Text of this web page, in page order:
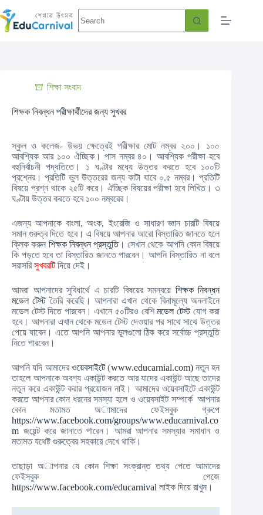
শিক্ষা সংবাদ
শিক্ষক নিবন্ধন পরীক্ষার্থীদের জন্য সুখবর
স্কুল ও কলেজ- উভয় ক্ষেত্রেই পরীক্ষার মোট নম্বর ২০০। ১০০
আবশ্যিক আর ১০০ ঐচ্ছিক। পাস নম্বর ৪০। আবশ্যিক পরীক্ষা হবে
বহুনির্বাচনী পদ্ধতিতে। ১ ঘণ্টার মধ্যে উত্তর করতে হবে ১০০টি
প্রশ্নের। প্রতিটি ভুল উত্তরের জন্য কাটা যাবে ০.৫ নম্বর। প্রতিটি
বিষয়ে প্রশ্ন থাকে ২৫টি করে। ঐচ্ছিক বিষয়ের পরীক্ষা হবে লিখিত। ৩
ঘণ্টায় উত্তর করতে হবে ১০০ নম্বরের।
এজন্য আপনাকে বাংলা, অংক, ইংরেজি ও সাধারণ জ্ঞান চারটি বিষয়ে
সমান গুরুত্ব দিতে হবে। এ বিষয়ে আপনার আরো বিস্তারিত জানতে হলে
ক্লিক করুন শিক্ষক নিবন্ধন প্রস্তুতি। সেখান থেকে আপনি কোন বিষয়ে
কি পড়তে হবে তা বিস্তারিত জানতে পারবেন। আপনি বিস্তারিত না বলে
সরাসরিসুখবরটিদিয়ে দেই।
আমরা আপনাদের সুবিধার্থে এ চারটি বিষয়ের সমন্বয়ে শিক্ষক নিবন্ধন
মডেল টেস্টতৈরি করেছি। আপনারা এখান থেকে বিনামূল্যে অনলাইনে
মডেল টেস্ট দিতে পারবেন। এখানে ৫০টিরও বেশিমডেল টেস্টযোগ করা
হবে। আপনারা এখান থেকে মডেল টেস্ট দেওয়ার পর সাথে সাথে উত্তর
পেয়ে যাবেন। এতে আপনি আপনার ভূলগুলো ঠিক করে সর্বোচ্চ প্রস্তুতি
নিতে পারবেন।
আপনি যদি আমাদেরওয়েবসাইটে(www.educarnial.com)নতুন হন
তাহলে আপনাকে অবশ্য একাউন্ট করতে আর যাদের একাউন্ট আছে তাদের
নতুন করে একাউন্ট করার প্রয়োজন নাই। আমাদের ওয়েবসাইটে একাউন্ট
করতে আপনার কোন ধরনের সমস্যা হলে ও ওয়েবসাইট সম্পর্কে আপনার
কোন মতামত অামাদের ফেইসবুক গ্রুপে
https://www.facebook.com/groups/www.educarnival.co
m জয়েন্ট করে জানাতে পারেন। আমরা আপনার সমস্যার সমাধান ও
মতামত যথেষ্ট গুরুত্বের সহকারে দেখে থাকি।
তাছাড়া অাপনার যে কোন শিক্ষা সংক্রান্ত তথ্য পেতে আমাদের
ফেইসবুক পেজে
https://www.facebook.com/educarnival লাইক দিয়ে রাখুন।